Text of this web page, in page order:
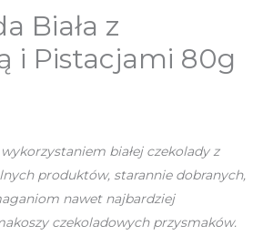
Biała z
i Pistacjami 80g
białej czekolady z
produktów, starannie dobranych,
nawet najbardziej
czekoladowych przysmaków.